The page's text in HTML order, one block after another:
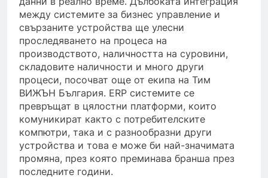
между системите за бизнес управление и
свързаните устройства ще улесни
проследяването на процеса на
производството, наличността на суровини,
складовите наличности и много други
процеси, посочват още от екипа на Тим
ВИЖЪН България. ERP системите се
превръщат в цялостни платформи, които
комуникират както с потребителските
компютри, така и с разнообразни други
устройства и това е може би най-значимата
промяна, през която преминава бранша през
последните години.